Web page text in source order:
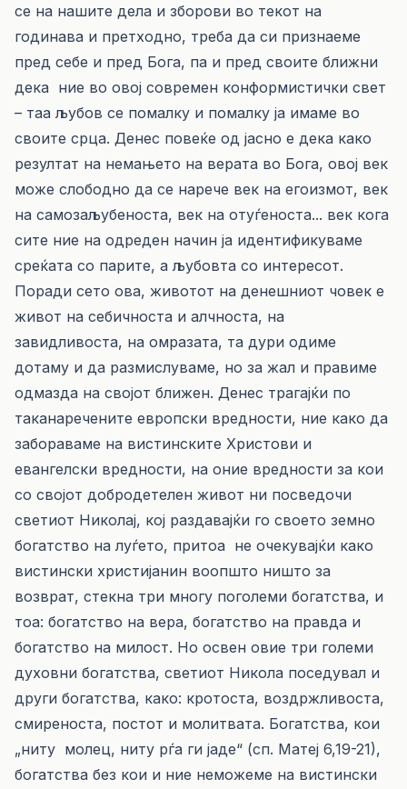
се на нашите дела и зборови во текот на
годинава и претходно, треба да си признаеме
пред себе и пред Бога, па и пред своите ближни
дека ние во овој современ конформистички свет
– таа љубов се помалку и помалку ја имаме во
своите срца. Денес повеќе од јасно е дека како
резултат на немањето на верата во Бога, овој век
може слободно да се нарече век на егоизмот, век
на самозаљубеноста, век на отуѓеноста... век кога
сите ние на одреден начин ја идентификуваме
среќата со парите, а љубовта со интересот.
Поради сето ова, животот на денешниот човек е
живот на себичноста и алчноста, на
завидливоста, на омразата, та дури одиме
дотаму и да размислуваме, но за жал и правиме
одмазда на својот ближен. Денес трагајќи по
таканаречените европски вредности, ние како да
забораваме на вистинските Христови и
евангелски вредности, на оние вредности за кои
со својот добродетелен живот ни посведочи
светиот Николај, кој раздавајќи го своето земно
богатство на луѓето, притоа не очекувајќи како
вистински христијанин воопшто ништо за
возврат, стекна три многу поголеми богатства, и
тоа: богатство на вера, богатство на правда и
богатство на милост. Но освен овие три големи
духовни богатства, светиот Никола поседувал и
други богатства, како: кротоста, воздржливоста,
смиреноста, постот и молитвата. Богатства, кои
„ниту молец, ниту рѓа ги јаде“ (сп. Матеј 6,19-21),
богатства без кои и ние неможеме на вистински